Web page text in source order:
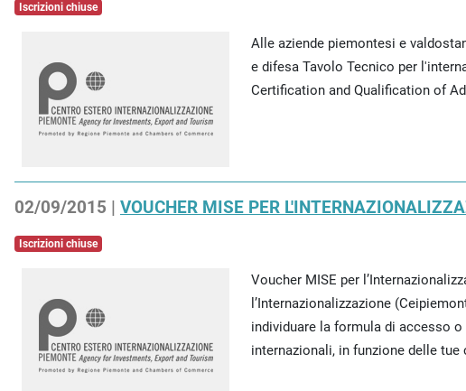
Iscrizioni chiuse
Alle aziende piemontesi e
e difesa Tavolo Tecnico per
Certification and Qualification of
02/09/2015 | VOUCHER MISE PER
Iscrizioni chiuse
Voucher MISE per
l’Internazionalizzazione
individuare la formula di accesso
internazionali, in funzione delle tue